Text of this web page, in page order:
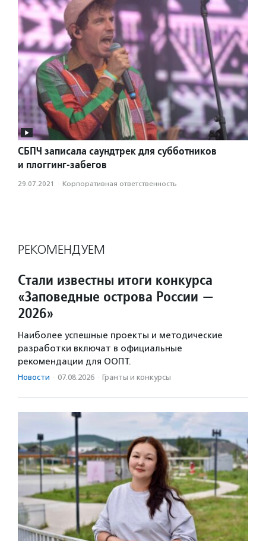
СБПЧ записала саундтрек для субботников
и плоггинг-забегов
29.07.2021 · Корпоративная ответственность
РЕКОМЕНДУЕМ
Стали известны итоги конкурса
«Заповедные острова России —
2026»
Наиболее успешные проекты и методические
разработки включат в официальные
рекомендации для ООПТ.
Новости · 07.08.2026 · Гранты и конкурсы